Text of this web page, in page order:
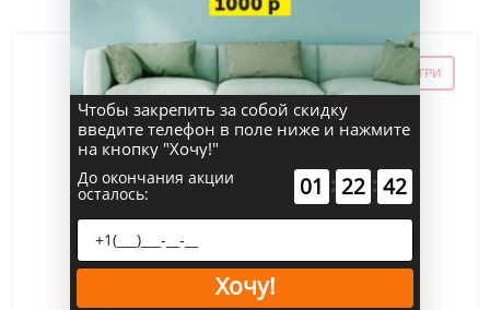
СКИДКА ПО ПРОМОКОДУ ВНУТРИ
Чтобы закрепить за собой скидку
введите телефон в поле ниже и нажмите
на кнопку "Хочу!"
До окончания акции
осталось: 01 : 22 : 41
Хочу!